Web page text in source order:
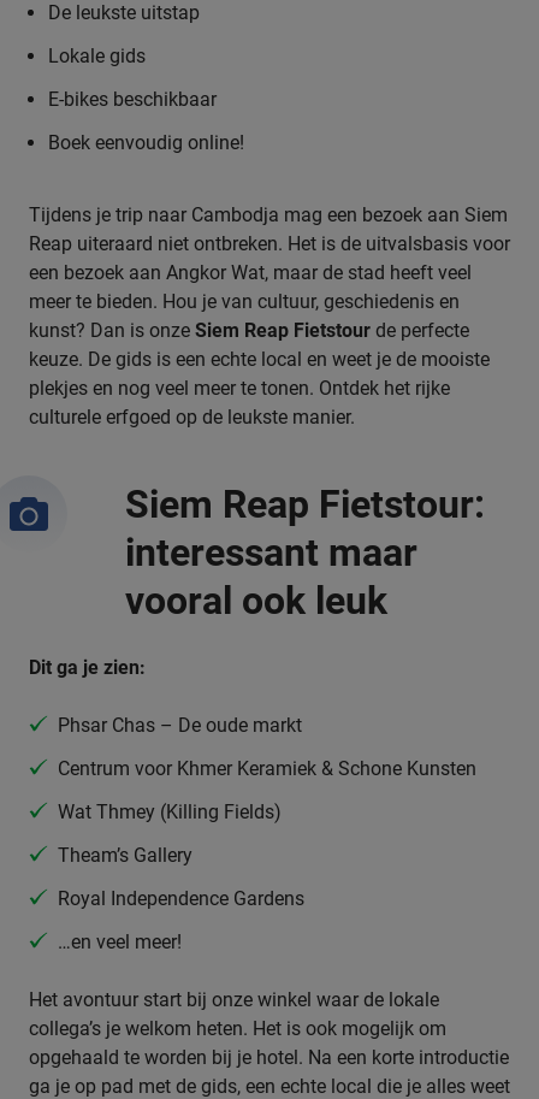
De leukste uitstap
Lokale gids
E-bikes beschikbaar
Boek eenvoudig online!
Tijdens je trip naar Cambodja mag een bezoek aan Siem
Reap uiteraard niet ontbreken. Het is de uitvalsbasis voor
een bezoek aan Angkor Wat, maar de stad heeft veel
meer te bieden. Hou je van cultuur, geschiedenis en
kunst? Dan is onze Siem Reap Fietstour de perfecte
keuze. De gids is een echte local en weet je de mooiste
plekjes en nog veel meer te tonen. Ontdek het rijke
culturele erfgoed op de leukste manier.
Siem Reap Fietstour:
interessant maar
vooral ook leuk
Dit ga je zien:
Phsar Chas – De oude markt
Centrum voor Khmer Keramiek & Schone Kunsten
Wat Thmey (Killing Fields)
Theam’s Gallery
Royal Independence Gardens
…en veel meer!
Het avontuur start bij onze winkel waar de lokale
collega’s je welkom heten. Het is ook mogelijk om
opgehaald te worden bij je hotel. Na een korte introductie
ga je op pad met de gids, een echte local die je alles weet